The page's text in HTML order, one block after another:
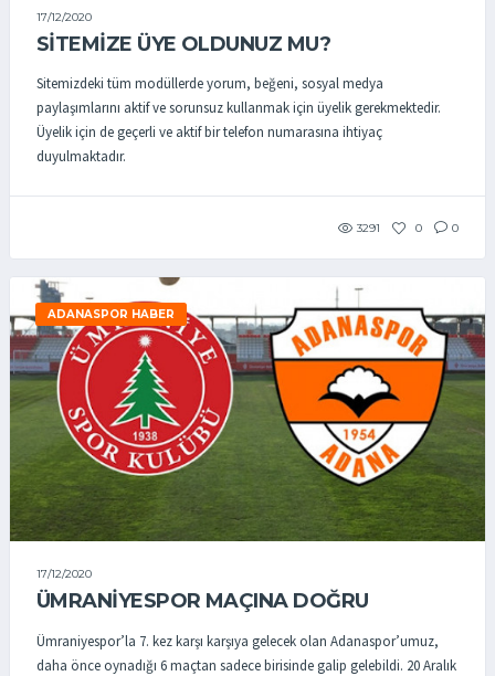
17/12/2020
SITEMIZE ÜYE OLDUNUZ MU?
Sitemizdeki tüm modüllerde yorum, beğeni, sosyal medya
paylaşımlarını aktif ve sorunsuz kullanmak için üyelik gerekmektedir.
Üyelik için de geçerli ve aktif bir telefon numarasına ihtiyaç
duyulmaktadır.
3291 0 0
ADANASPOR HABER
17/12/2020
ÜMRANIYESPOR MAÇINA DOĞRU
Ümraniyespor’la 7. kez karşı karşıya gelecek olan Adanaspor’umuz,
daha önce oynadığı 6 maçtan sadece birisinde galip gelebildi. 20 Aralık